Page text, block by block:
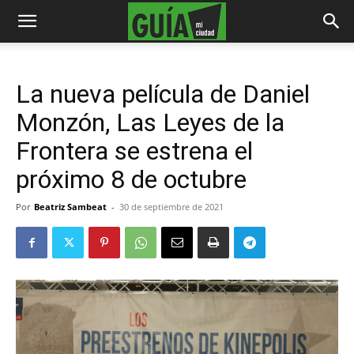
La nueva película de Daniel
Monzón, Las Leyes de la
Frontera se estrena el
próximo 8 de octubre
Por Beatriz Sambeat - 30 de septiembre de 2021